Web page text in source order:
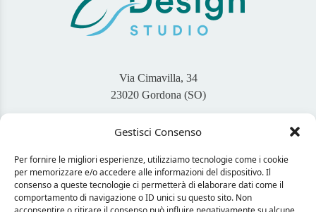
Gestisci Consenso
Per fornire le migliori esperienze, utilizziamo tecnologie come i cookie
per memorizzare e/o accedere alle informazioni del dispositivo. Il
consenso a queste tecnologie ci permetterà di elaborare dati come il
comportamento di navigazione o ID unici su questo sito. Non
Via Cimavilla, 34
23020 Gordona (SO)
+39 345 46 94 767
Seguimi sui Social